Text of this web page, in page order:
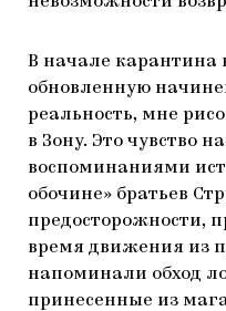
В начале карантина
обновленную
реальность, мне
в Зону. Это чувство
воспоминаниями
обочине» братьев
предосторожности,
время движения из
напоминали обход
принесенные из